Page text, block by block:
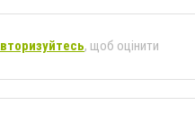
, щоб оцінити